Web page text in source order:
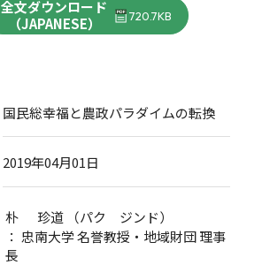
全文ダウンロード
（JAPANESE）
720.7KB
国民総幸福と農政パラダイムの転換
2019年04月01日
朴 珍道 （パク ジンド）
： 忠南大学 名誉教授・地域財団 理事
長